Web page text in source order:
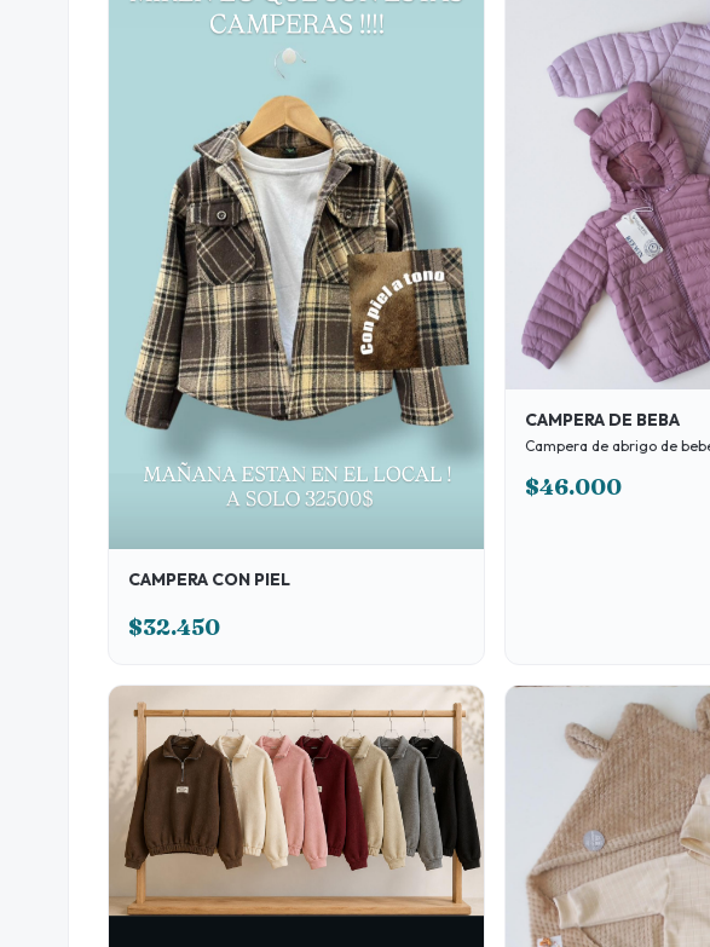
CAMPERA CON PIEL
$32.450
CAMPERA DE BEBA
$46.000